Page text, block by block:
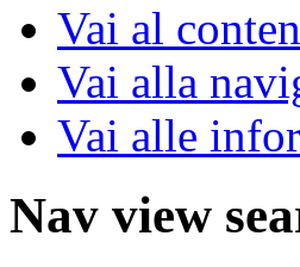
Vai al
Vai alla
Vai alle
Nav view